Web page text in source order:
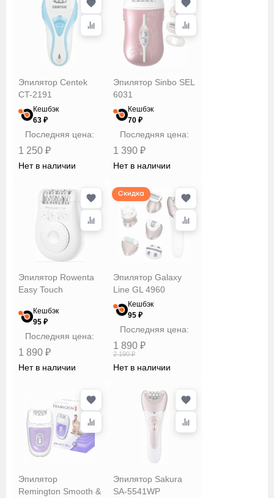
Эпилятор Centek
CT-2191
Кешбэк
63 ₽
Последняя цена:
1 250 ₽
Нет в наличии
Эпилятор Sinbo SEL
6031
Кешбэк
70 ₽
Последняя цена:
1 390 ₽
Нет в наличии
Эпилятор Rowenta
Easy Touch
Кешбэк
95 ₽
Последняя цена:
1 890 ₽
Нет в наличии
Скидка
Эпилятор Galaxy
Line GL 4960
Кешбэк
95 ₽
Последняя цена:
1 890 ₽
2 190 ₽
Нет в наличии
Эпилятор
Remington Smooth &
Эпилятор Sakura
SA-5541WP